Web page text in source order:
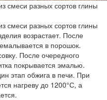
смеси разных сортов глины
смеси разных сортов глины
возрастает. После
в порошок.
После очередного
покрывается эмалью.
этап обжига в печи. При
нагреву до 1200°С, а